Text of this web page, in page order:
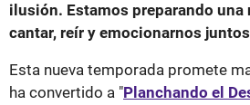
ilusión. Estamos preparando una
cantar, reír y emocionarnos
Esta nueva temporada promete
ha convertido a "Planchando el